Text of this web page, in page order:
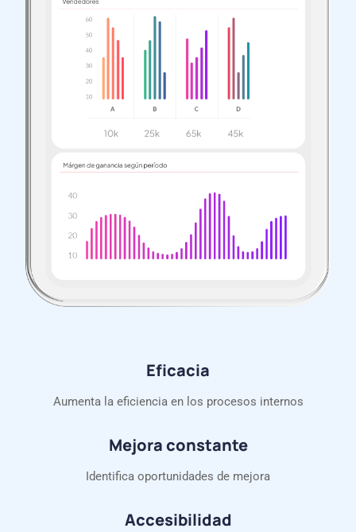
Eficacia
Aumenta la eficiencia en los procesos internos
Mejora constante
Identifica oportunidades de mejora
Accesibilidad